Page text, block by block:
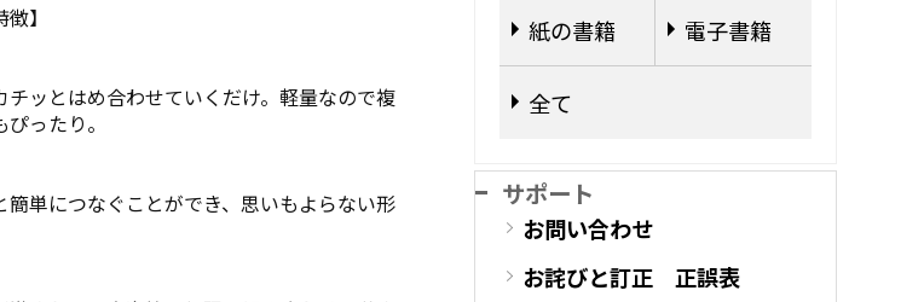
】
ッとはめ合わせていくだけ。軽量なので複
ったり。
簡単につなぐことができ、思いもよらない形
紙の書籍 電子書籍
全て
サポート
お問い合わせ
お詫びと訂正 正誤表